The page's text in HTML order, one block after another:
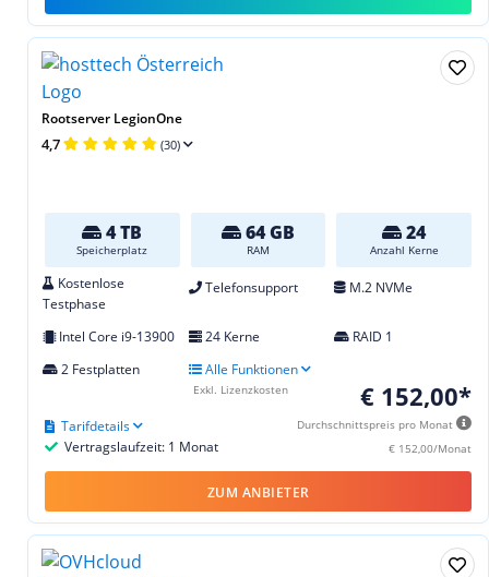
Rootserver LegionOne
4,7 (30)
4 TB
Speicherplatz
64 GB
RAM
24
Anzahl Kerne
Kostenlose
Testphase
Telefonsupport M.2 NVMe
Intel Core i9-13900 24 Kerne
RAID 1
2 Festplatten
Alle Funktionen
€ 152,00*
Durchschnittspreis pro Monat
€ 152,00/Monat
Vertragslaufzeit: 1 Monat
Tarifdetails
Exkl. Lizenzkosten
ZUM ANBIETER